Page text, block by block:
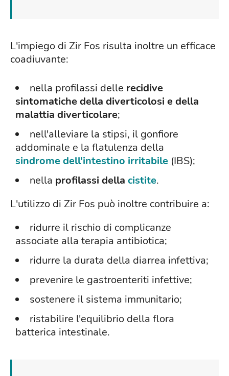
L'impiego di Zir Fos risulta inoltre un efficace
coadiuvante:
nella profilassi delle recidive
sintomatiche della diverticolosi e della
malattia diverticolare;
nell'alleviare la stipsi, il gonfiore
addominale e la flatulenza della
sindrome dell'intestino irritabile (IBS);
nella profilassi della cistite.
L'utilizzo di Zir Fos può inoltre contribuire a:
ridurre il rischio di complicanze
associate alla terapia antibiotica;
ridurre la durata della diarrea infettiva;
prevenire le gastroenteriti infettive;
sostenere il sistema immunitario;
ristabilire l'equilibrio della flora
batterica intestinale.